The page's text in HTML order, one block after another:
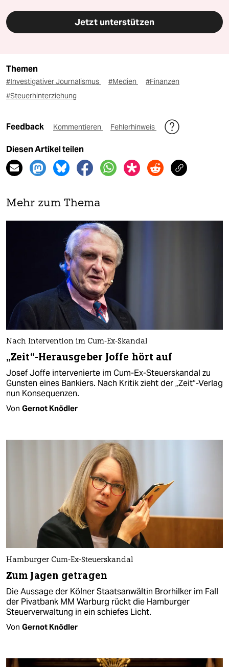
Jetzt unterstützen
Themen
#Investigativer Journalismus #Medien
#Finanzen
#Steuerhinterziehung
Feedback Kommentieren Fehlerhinweis
Diesen Artikel teilen
Mehr zum Thema
Nach Intervention im Cum-Ex-Skandal
„Zeit“-Herausgeber Joffe hört auf
Josef Joffe intervenierte im Cum-Ex-Steuerskandal zu
Gunsten eines Bankiers. Nach Kritik zieht der „Zeit“-Verlag
nun Konsequenzen.
Von Gernot Knödler
Hamburger Cum-Ex-Steuerskandal
Zum Jagen getragen
Die Aussage der Kölner Staatsanwältin Brorhilker im Fall
der Pivatbank MM Warburg rückt die Hamburger
Steuerverwaltung in ein schiefes Licht.
Von Gernot Knödler